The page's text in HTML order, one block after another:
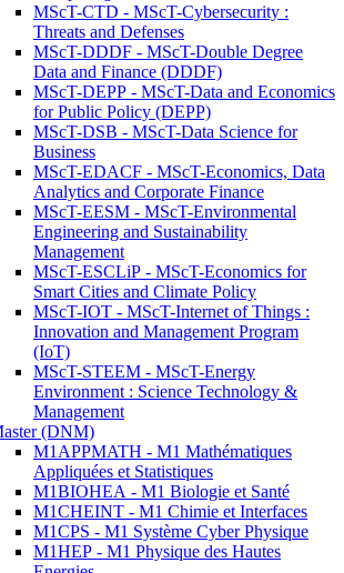
MScT-CTD - MScT-Cybersecurity :
Threats and Defenses
MScT-DDDF - MScT-Double Degree
Data and Finance (DDDF)
MScT-DEPP - MScT-Data and Economics
for Public Policy (DEPP)
MScT-DSB - MScT-Data Science for
Business
MScT-EDACF - MScT-Economics, Data
Analytics and Corporate Finance
MScT-EESM - MScT-Environmental
Engineering and Sustainability
Management
MScT-ESCLiP - MScT-Economics for
Smart Cities and Climate Policy
MScT-IOT - MScT-Internet of Things :
Innovation and Management Program
(IoT)
MScT-STEEM - MScT-Energy
Environment : Science Technology &
Management
(DNM)
M1APPMATH - M1 Mathématiques
Appliquées et Statistiques
M1BIOHEA - M1 Biologie et Santé
M1CHEINT - M1 Chimie et Interfaces
M1CPS - M1 Système Cyber Physique
M1HEP - M1 Physique des Hautes